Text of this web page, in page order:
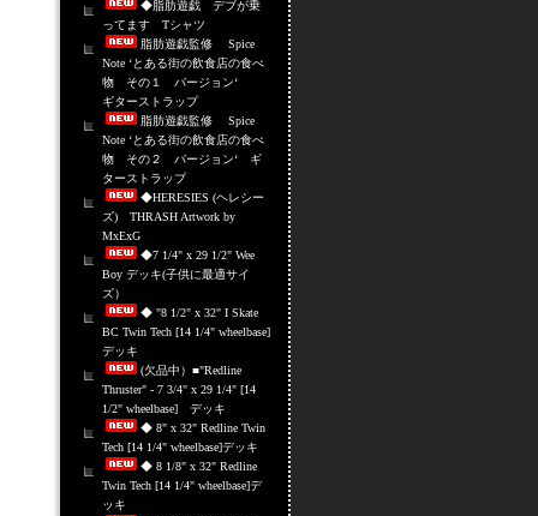
◆脂肪遊戯 デブが乗
ってます Tシャツ
脂肪遊戯監修 Spice
Note ‘とある街の飲食店の食べ
物 その１ バージョン‘
ギターストラップ
脂肪遊戯監修 Spice
Note ‘とある街の飲食店の食べ
物 その２ バージョン‘ ギ
ターストラップ
◆HERESIES (ヘレシー
ズ) THRASH Artwork by
MxExG
◆7 1/4" x 29 1/2" Wee
Boy デッキ(子供に最適サイ
ズ）
◆ "8 1/2" x 32" I Skate
BC Twin Tech [14 1/4" wheelbase]
デッキ
(欠品中）■"Redline
Thruster" - 7 3/4" x 29 1/4" [14
1/2" wheelbase] デッキ
◆ 8" x 32" Redline Twin
Tech [14 1/4" wheelbase]デッキ
◆ 8 1/8" x 32" Redline
Twin Tech [14 1/4" wheelbase]デ
ッキ